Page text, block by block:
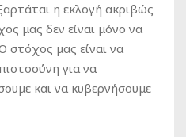
η εκλογή ακριβώς
μας δεν είναι μόνο να
στόχος μας είναι να
για να
και να κυβερνήσουμε